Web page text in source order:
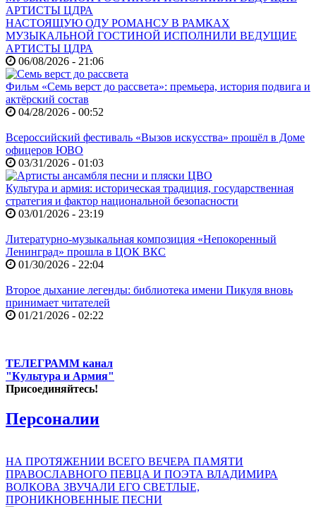
НАСТОЯЩУЮ ОДУ РОМАНСУ В РАМКАХ
МУЗЫКАЛЬНОЙ ГОСТИНОЙ ИСПОЛНИЛИ ВЕДУЩИЕ
АРТИСТЫ ЦДРА
06/08/2026 - 21:06
Фильм «Семь верст до рассвета»: премьера, история подвига и
актёрский состав
04/28/2026 - 00:52
Всероссийский фестиваль «Вызов искусства» прошёл в Доме
офицеров ЮВО
03/31/2026 - 01:03
Культура и армия: историческая традиция, государственная
стратегия и фактор национальной безопасности
03/01/2026 - 23:19
Литературно-музыкальная композиция «Непокоренный
Ленинград» прошла в ЦОК ВКС
01/30/2026 - 22:04
Второе дыхание легенды: библиотека имени Пикуля вновь
принимает читателей
01/21/2026 - 02:22
ТЕЛЕГРАММ канал
"Культура и Армия"
Присоединяйтесь!
Персоналии
НА ПРОТЯЖЕНИИ ВСЕГО ВЕЧЕРА ПАМЯТИ
ПРАВОСЛАВНОГО ПЕВЦА И ПОЭТА ВЛАДИМИРА
ВОЛКОВА ЗВУЧАЛИ ЕГО СВЕТЛЫЕ,
ПРОНИКНОВЕННЫЕ ПЕСНИ